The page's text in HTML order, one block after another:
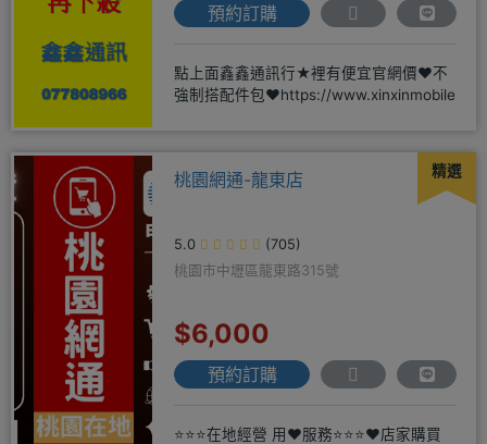
預約訂購
點上面鑫鑫通訊行★裡有便宜官網價❤️不
強制搭配件包❤️https://www.xinxinmobile
精選
桃園網通-龍東店
5.0
(705)
桃園市中壢區龍東路315號
$6,000
預約訂購
⭐⭐⭐在地經營 用❤️服務⭐⭐⭐❤️店家購買